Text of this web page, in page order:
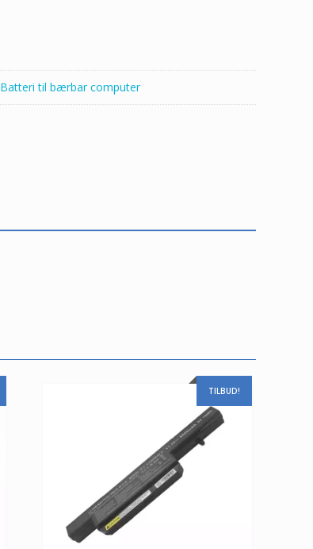
Batteri til bærbar computer
TILBUD!